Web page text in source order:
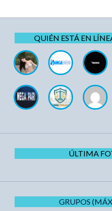
QUIÉN ESTÁ EN
ÚLTIMA
GRUPOS